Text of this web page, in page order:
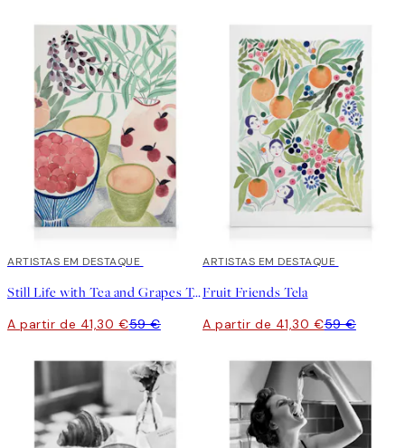
30%*
ARTISTAS EM DESTAQUE
Still Life with Tea and Grapes Tela
A partir de 41,30 €59 €
30%*
ARTISTAS EM DESTAQUE
Fruit Friends Tela
A partir de 41,30 €59 €